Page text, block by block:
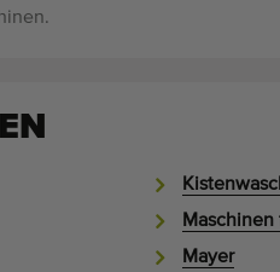
Maschinen
Mayer